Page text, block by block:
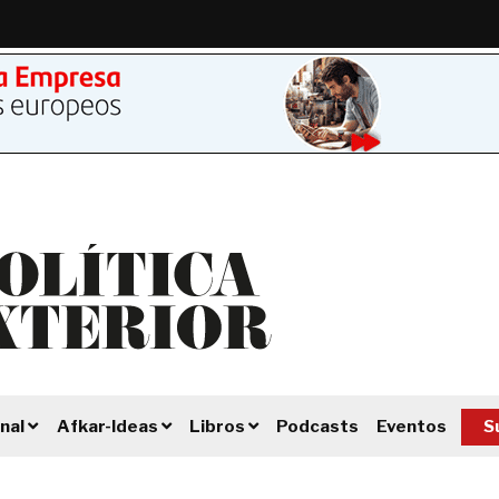
Afkar-Ideas Libros Podcasts Eventos